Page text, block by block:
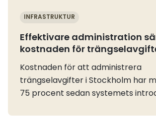
INFRASTRUKTUR
Effektivare administration
kostnaden för
Kostnaden för att administrera
trängselavgifter i Stockholm har
75 procent sedan systemets
översyn som Trafikanalys